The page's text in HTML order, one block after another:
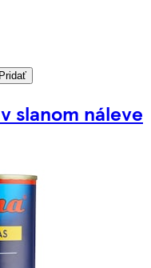
Pridať
slanom náleve